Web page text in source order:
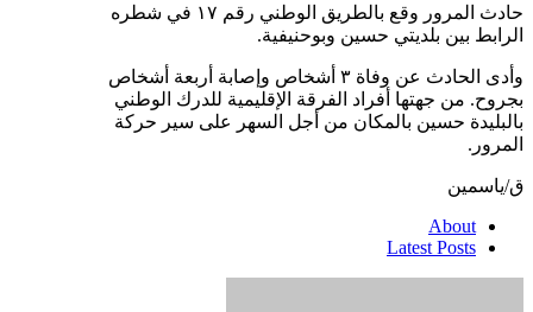
حادث المرور وقع بالطريق الوطني رقم ١٧ في شطره
الرابط بين بلديتي حسين وبوحنيفية.
وأدى الحادث عن وفاة ٣ أشخاص وإصابة أربعة أشخاص
بجروح. من جهتها أفراد الفرقة الإقليمية للدرك الوطني
بالبليدة حسين بالمكان من أجل السهر على سير حركة
المرور.
ق/ياسمين
About
Latest Posts